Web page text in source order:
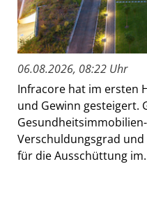
06.08.2026, 08:22 Uhr
Infracore hat im ersten
und Gewinn gesteigert.
Verschuldungsgrad
für die Ausschüttung